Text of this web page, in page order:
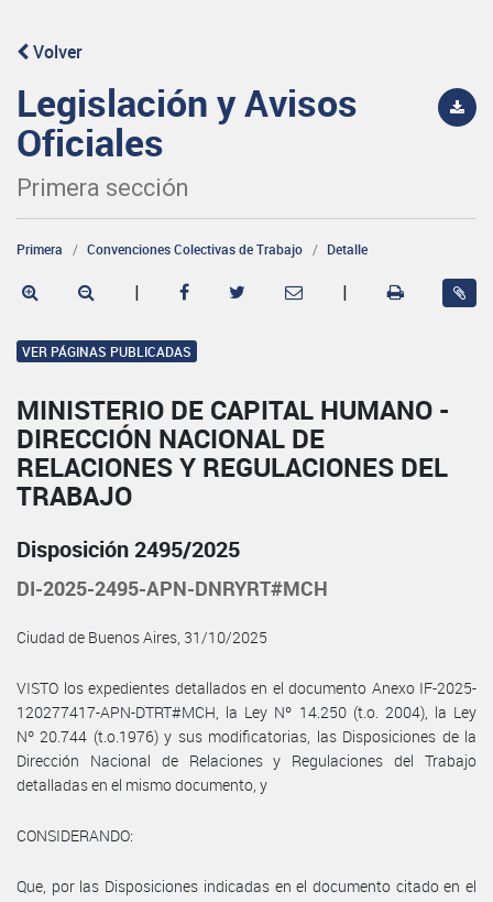
Volver
Legislación y Avisos
Oficiales
Primera sección
Primera Convenciones Colectivas de Trabajo Detalle
| |
VER PÁGINAS PUBLICADAS
MINISTERIO DE CAPITAL HUMANO -
DIRECCIÓN NACIONAL DE
RELACIONES Y REGULACIONES DEL
TRABAJO
Disposición 2495/2025
DI-2025-2495-APN-DNRYRT#MCH
Ciudad de Buenos Aires, 31/10/2025
VISTO los expedientes detallados en el documento Anexo IF-2025-
120277417-APN-DTRT#MCH, la Ley Nº 14.250 (t.o. 2004), la Ley
Nº 20.744 (t.o.1976) y sus modificatorias, las Disposiciones de la
Dirección Nacional de Relaciones y Regulaciones del Trabajo
detalladas en el mismo documento, y
CONSIDERANDO:
Que, por las Disposiciones indicadas en el documento citado en el